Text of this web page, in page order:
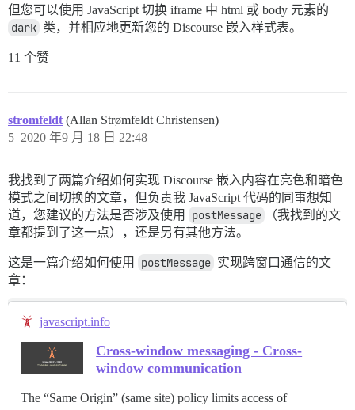
但您可以使用 JavaScript 切换 iframe 中 html 或 body 元素的
dark 类，并相应地更新您的 Discourse 嵌入样式表。
11 个赞
stromfeldt (Allan Strømfeldt Christensen)
2020 年9 月 18 日 22:48
5
我找到了两篇介绍如何实现 Discourse 嵌入内容在亮色和暗色
模式之间切换的文章，但负责我 JavaScript 代码的同事想知
道，您建议的方法是否涉及使用
postMessage
（我找到的文
章都提到了这一点），还是另有其他方法。
这是一篇介绍如何使用 postMessage 实现跨窗口通信的文
章：
javascript.info
Cross-window messaging - Cross-
window communication
The “Same Origin” (same site) policy limits access of